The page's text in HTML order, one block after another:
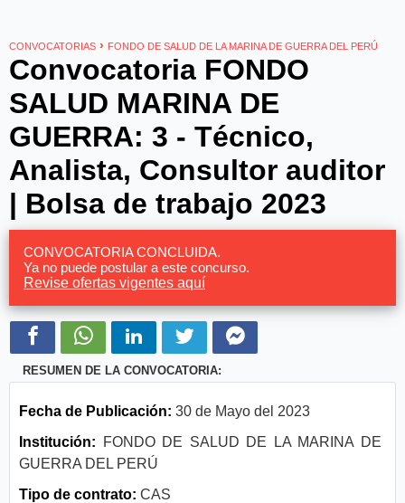
CONVOCATORIAS › FONDO DE SALUD DE LA MARINA DE GUERRA DEL PERÚ
Convocatoria FONDO
SALUD MARINA DE
GUERRA: 3 - Técnico,
Analista, Consultor auditor
| Bolsa de trabajo 2023
CONVOCATORIA CONCLUIDA.
Ya no puede postular a este concurso.
Revise ofertas vigentes aquí
RESUMEN DE LA CONVOCATORIA:
Fecha de Publicación: 30 de Mayo del 2023
Institución: FONDO DE SALUD DE LA MARINA DE
GUERRA DEL PERÚ
Tipo de contrato: CAS